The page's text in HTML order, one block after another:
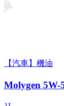
【汽車】機油
Molygen 5W-